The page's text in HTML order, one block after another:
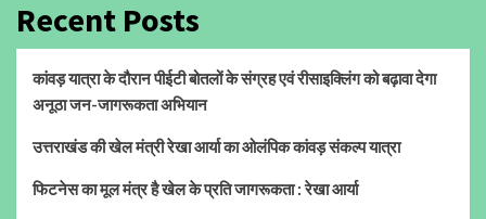
Recent Posts
कांवड़ यात्रा के दौरान पीईटी बोतलों के संग्रह एवं रीसाइक्लिंग को बढ़ावा देगा
अनूठा जन-जागरूकता अभियान
उत्तराखंड की खेल मंत्री रेखा आर्या का ओलंपिक कांवड़ संकल्प यात्रा
फिटनेस का मूल मंत्र है खेल के प्रति जागरूकता : रेखा आर्या